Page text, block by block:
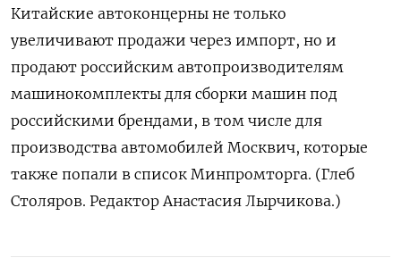
Китайские автоконцерны не только
увеличивают продажи через импорт, но и
продают российским автопроизводителям
машинокомплекты для сборки машин под
российскими брендами, в том числе для
производства автомобилей Москвич, которые
также попали в список Минпромторга. (Глеб
Столяров. Редактор Анастасия Лырчикова.)